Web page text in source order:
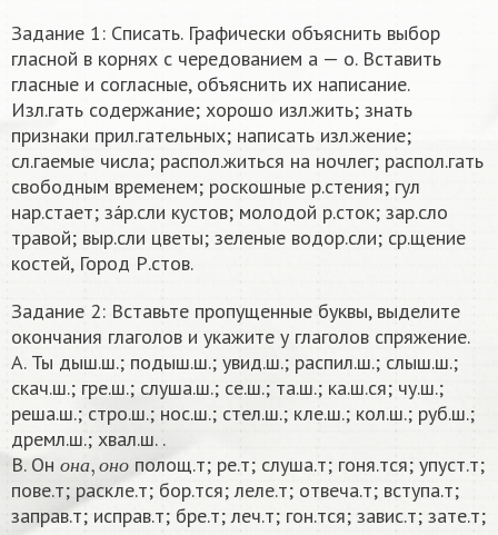
Задание 1: Списать. Графически объяснить выбор
гласной в корнях с чередованием а — о. Вставить
гласные и согласные, объяснить их написание.
Изл.гать содержание; хорошо изл.жить; знать
признаки прил.гательных; написать изл.жение;
сл.гаемые числа; распол.житься на ночлег; распол.гать
свободным временем; роскошные р.стения; гул
нар.стает; зáр.сли кустов; молодой р.сток; зар.сло
травой; выр.сли цветы; зеленые водор.сли; ср.щение
костей, Город Р.стов.
Задание 2: Вставьте пропущенные буквы, выделите
окончания глаголов и укажите у глаголов спряжение.
A. Ты дыш.ш.; подыш.ш.; увид.ш.; распил.ш.; слыш.ш.;
скач.ш.; гре.ш.; слуша.ш.; се.ш.; та.ш.; ка.ш.ся; чу.ш.;
реша.ш.; стро.ш.; нос.ш.; стел.ш.; кле.ш.; кол.ш.; руб.ш.;
дремл.ш.; хвал.ш. .
B. Он
о н а он о
она, оно полощ.т; ре.т; слуша.т; гоня.тся; упуст.т;
пове.т; раскле.т; бор.тся; леле.т; отвеча.т; вступа.т;
заправ.т; исправ.т; бре.т; леч.т; гон.тся; завис.т; зате.т;